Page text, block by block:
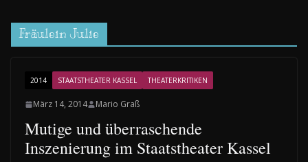
Fräulein Julie
2014 STAATSTHEATER KASSEL THEATERKRITIKEN
März 14, 2014 Mario Graß
Mutige und überraschende
Inszenierung im Staatstheater Kassel